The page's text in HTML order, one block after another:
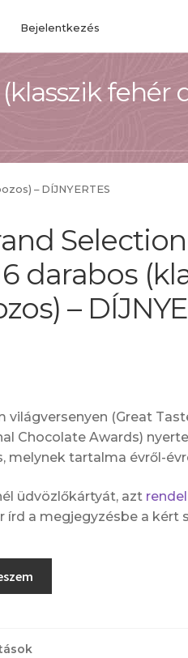
Bejelentkezés
fehér
– DÍJNYERTES
Selection
darabos
–
világversenyen (Great
Chocolate Awards)
melynek tartalma évről-
üdvözlőkártyát, azt
írd a megjegyzésbe a kért